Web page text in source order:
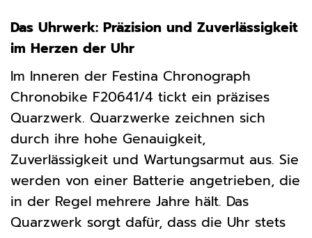
Das Uhrwerk: Präzision und Zuverlässigkeit
im Herzen der Uhr
Im Inneren der Festina Chronograph
Chronobike F20641/4 tickt ein präzises
Quarzwerk. Quarzwerke zeichnen sich
durch ihre hohe Genauigkeit,
Zuverlässigkeit und Wartungsarmut aus. Sie
werden von einer Batterie angetrieben, die
in der Regel mehrere Jahre hält. Das
Quarzwerk sorgt dafür, dass die Uhr stets